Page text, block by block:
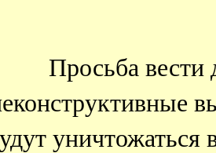
Просьба вести